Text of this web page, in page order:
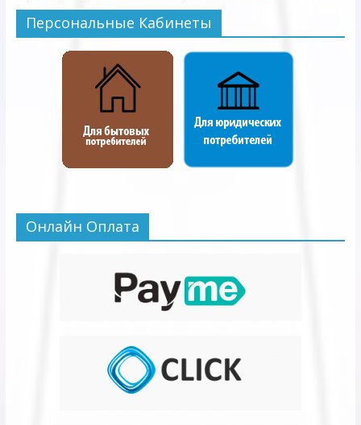
Персональные Кабинеты
Онлайн Оплата